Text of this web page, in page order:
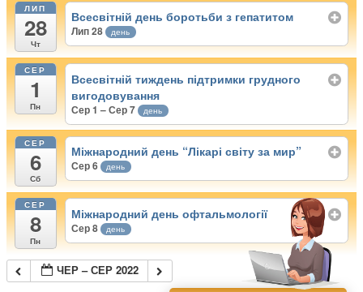
ЛИП
28
Чт
Всесвітній день боротьби з гепатитом
Лип 28 день
СЕР
1
Пн
Всесвітній тиждень підтримки грудного
вигодовування
Сер 1 – Сер 7 день
СЕР
6
Сб
Міжнародний день “Лікарі світу за мир”
Сер 6 день
СЕР
8
Пн
Міжнародний день офтальмології
Сер 8 день
ЧЕР – СЕР 2022